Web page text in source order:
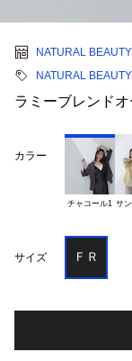
NATURAL
NATURAL
ラミーブレンド
カラー
チャコール1 サ
サイズ ＦＲ